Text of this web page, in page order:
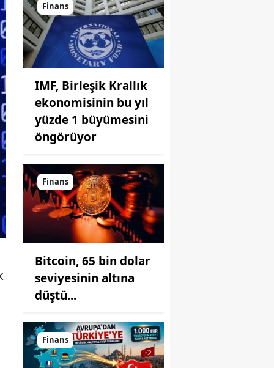
Finans
IMF, Birleşik Krallık
ekonomisinin bu yıl
yüzde 1 büyümesini
öngörüyor
Finans
Bitcoin, 65 bin dolar
seviyesinin altına
düştü...
Finans